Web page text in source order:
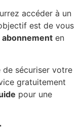
accéder à un
est de vous
abonnement en
de sécuriser votre
gratuitement
pour une